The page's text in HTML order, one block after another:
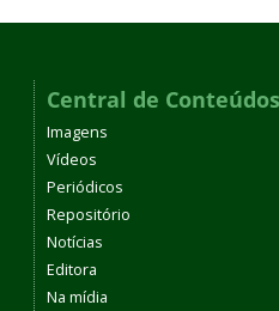
Central de Conteúdos
Imagens
Vídeos
Periódicos
Repositório
Notícias
Editora
Na mídia